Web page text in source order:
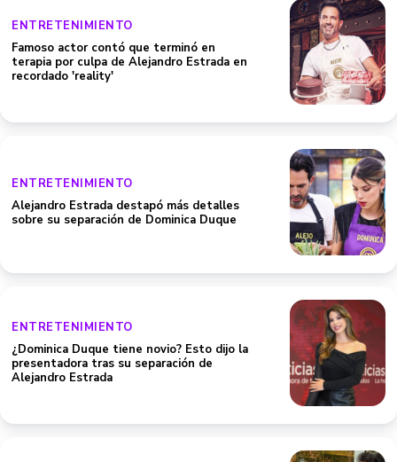
ENTRETENIMIENTO
Famoso actor contó que terminó en
terapia por culpa de Alejandro Estrada en
recordado 'reality'
ENTRETENIMIENTO
Alejandro Estrada destapó más detalles
sobre su separación de Dominica Duque
ENTRETENIMIENTO
¿Dominica Duque tiene novio? Esto dijo la
presentadora tras su separación de
Alejandro Estrada